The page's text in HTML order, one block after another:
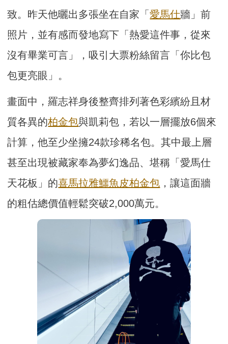
致。昨天他曬出多張坐在自家「愛馬仕牆」前
照片，並有感而發地寫下「熱愛這件事，從來
沒有畢業可言」，吸引大票粉絲留言「你比包
包更亮眼」。
畫面中，羅志祥身後整齊排列著色彩繽紛且材
質各異的柏金包與凱莉包，若以一層擺放6個來
計算，他至少坐擁24款珍稀名包。其中最上層
甚至出現被藏家奉為夢幻逸品、堪稱「愛馬仕
天花板」的喜馬拉雅鱷魚皮柏金包 ，讓這面牆
的粗估總價值輕鬆突破2,000萬元。